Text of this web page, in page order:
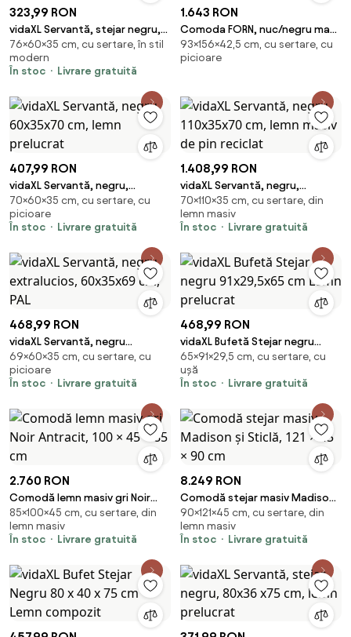
323,99 RON
vidaXL Servantă, stejar negru,
60x35x76 cm, lemn prelucrat
76×60×35 cm, cu sertare, în stil
modern
În stoc
Livrare gratuită
1.643 RON
Comoda FORN, nuc/negru mat,
PAL, 156x42.5x93 cm
93×156×42,5 cm, cu sertare, cu
picioare
407,99 RON
vidaXL Servantă, negru,
60x35x70 cm, lemn prelucrat
70×60×35 cm, cu sertare, cu
picioare
În stoc
Livrare gratuită
1.408,99 RON
vidaXL Servantă, negru,
110x35x70 cm, lemn masiv de
pin reciclat
70×110×35 cm, cu sertare, din
lemn masiv
În stoc
Livrare gratuită
468,99 RON
vidaXL Servantă, negru
extralucios, 60x35x69 cm, PAL
69×60×35 cm, cu sertare, cu
picioare
În stoc
Livrare gratuită
468,99 RON
vidaXL Bufetă Stejar negru
91x29,5x65 cm Lemn prelucrat
65×91×29,5 cm, cu sertare, cu
ușă
În stoc
Livrare gratuită
2.760 RON
Comodă lemn masiv gri Noir
Antracit, 100 × 45 × 85 cm
85×100×45 cm, cu sertare, din
lemn masiv
În stoc
Livrare gratuită
8.249 RON
Comodă stejar masiv Madison
și Sticlă, 121 × 45 × 90 cm
90×121×45 cm, cu sertare, din
lemn masiv
În stoc
Livrare gratuită